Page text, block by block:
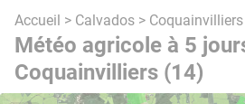
Accueil > Calvados > Coquainvilliers
Météo agricole à 5
Coquainvilliers (14)